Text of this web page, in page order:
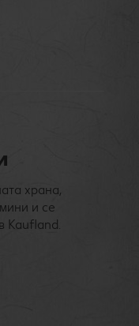
храна,
и се
Kaufland.